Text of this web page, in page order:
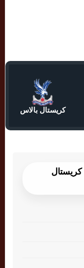
كريستال بالاس
بطاقة مباراة استون فيلا Vs كريستال